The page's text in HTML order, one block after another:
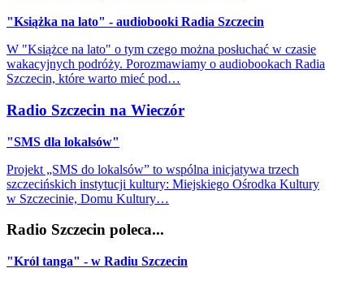
"Książka na lato" - audiobooki Radia Szczecin
W "Książce na lato" o tym czego można posłuchać w czasie
wakacyjnych podróży. Porozmawiamy o audiobookach Radia
Szczecin, które warto mieć pod…
Radio Szczecin na Wieczór
"SMS dla lokalsów"
Projekt „SMS do lokalsów” to wspólna inicjatywa trzech
szczecińskich instytucji kultury: Miejskiego Ośrodka Kultury
w Szczecinie, Domu Kultury…
Radio Szczecin poleca...
"Król tanga" - w Radiu Szczecin